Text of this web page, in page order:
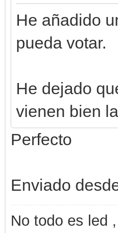
He añadido
pueda votar.
He dejado
vienen bien
Perfecto
Enviado
No todo es led